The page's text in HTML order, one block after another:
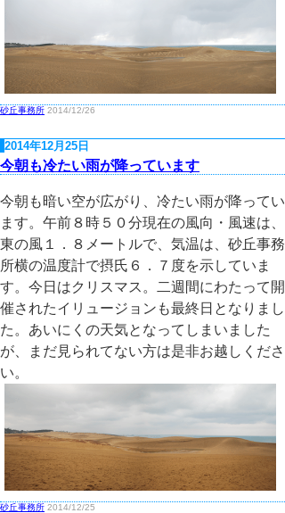
砂丘事務所 2014/12/26
2014年12月25日
今朝も冷たい雨が降っています
今朝も暗い空が広がり、冷たい雨が降ってい
ます。午前８時５０分現在の風向・風速は、
東の風１．８メートルで、気温は、砂丘事務
所横の温度計で摂氏６．７度を示していま
す。今日はクリスマス。二週間にわたって開
催されたイリュージョンも最終日となりまし
た。あいにくの天気となってしまいました
が、まだ見られてない方は是非お越しくださ
い。
砂丘事務所 2014/12/25